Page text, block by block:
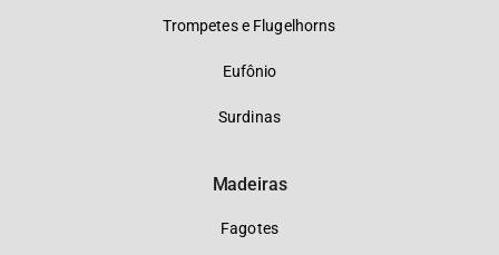
Trompetes e Flugelhorns
Eufônio
Surdinas
Madeiras
Fagotes